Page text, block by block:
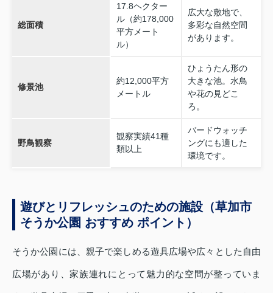
総面積
17.8ヘクター
ル（約178,000
平方メート
ル）
広大な敷地で、
多彩な自然空間
があります。
修景池
約12,000平方
メートル
ひょうたん形の
大きな池。水鳥
や花の見どこ
ろ。
野鳥観察
観察実績41種
類以上
バードウォッチ
ングにも適した
環境です。
遊びとリフレッシュのための施設（草加市
そうか公園 おすすめ ポイント）
そうか公園には、親子で楽しめる遊具広場や広々とした自由
広場があり、家族連れにとって魅力的な空間が整っていま